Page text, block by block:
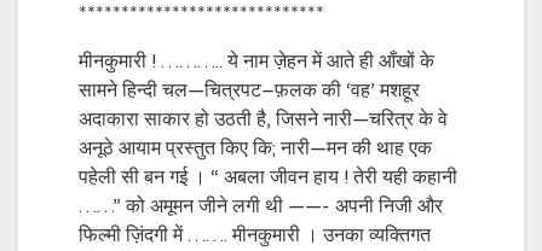
*****************************
मीनकुमारी ! ……….. ये नाम ज़ेहन में आते ही आँखों के
सामने हिन्दी चल—चित्रपट–फ़लक की ‘वह’ मशहूर
अदाकारा साकार हो उठती है, जिसने नारी—चरित्र के वे
अनूठे आयाम प्रस्तुत किए कि; नारी—मन की थाह एक
पहेली सी बन गई । “ अबला जीवन हाय ! तेरी यही कहानी
……” को अमूमन जीने लगी थी ——- अपनी निजी और
फिल्मी ज़िंदगी में ……. मीनकुमारी । उनका व्यक्तिगत